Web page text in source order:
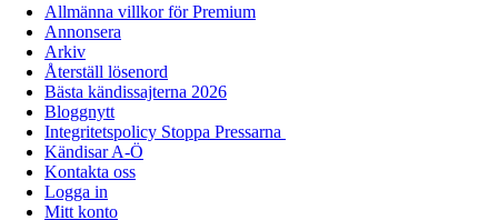
Allmänna villkor för Premium
Annonsera
Arkiv
Återställ lösenord
Bästa kändissajterna 2026
Bloggnytt
Integritetspolicy Stoppa Pressarna
Kändisar A-Ö
Kontakta oss
Logga in
Mitt konto